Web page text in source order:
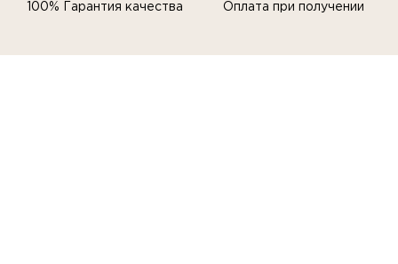
100% Гарантия качества Оплата при получении